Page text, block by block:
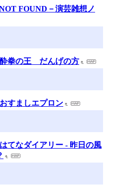
FOUND－演芸雑想ノ
酔拳の王 だんげの方
おすましエプロン
はてなダイアリー - 昨日の風